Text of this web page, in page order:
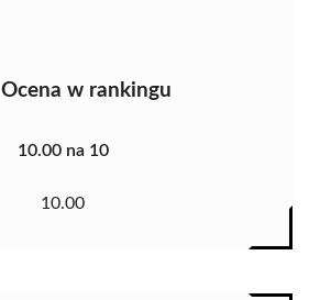
Ocena w rankingu
10.00 na 10
10.00